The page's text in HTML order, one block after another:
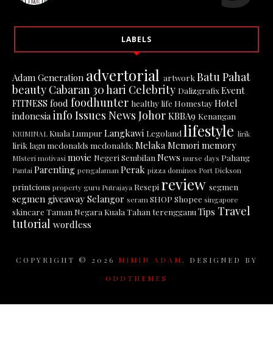
LABELS
Adam Generation advertorial artwork Batu Pahat
beauty Cabaran 30 hari Celebrity DalizgrafixEvent
FITNESS food foodhunter healthy life HomestayHotel
indonesia info Issues News Johor KBBA9 Kenangan
KRIMINAL Kuala Lumpur Langkawi Legoland lifestyle lirik
lirik lagu mcdonalds mcdonalds; Melaka Memori memory
MIsterimotivasimovie Negeri Sembilan News nurse days Pahang
PantaiParenting pengalamanPerak pizza dominos Port Dickson
printcious property guru Putrajaya Resepi review segmen
segmen giveaway Selangor seramSHOP Shopee singapore
skincare Taman Negara Kuala Tahan terengganu Tips Travel
tutorial wordless
COPYRIGHT © 2026 MIMIN ADAM . DESIGNED BY
ODDTHEMES